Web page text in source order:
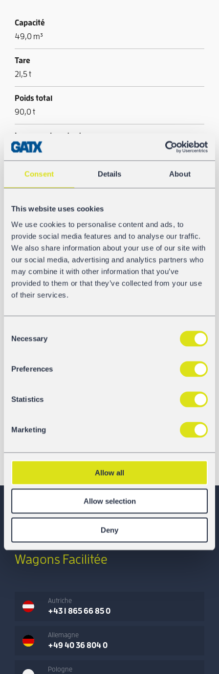
Consent Details About
This website uses cookies
We use cookies to personalise content and ads, to
provide social media features and to analyse our traffic.
We also share information about your use of our site with
our social media, advertising and analytics partners who
may combine it with other information that you’ve
provided to them or that they’ve collected from your use
of their services.
Selection
Necessary
Preferences
Statistics
Marketing
Allow all
Allow selection
Deny
Capacité
49,0 m³
Tare
21,5 t
Poids total
90,0 t
Longueur hors tout
12.680 mm
Longueur ouverture chargement
10.252 mm
Longueur des trappes de déchargement
1.000 mm
GALERIE
GATX Rail Europe
La Location de
Wagons Facilitée
Autriche
+43 1 865 66 85 0
Allemagne
+49 40 36 804 0
Pologne